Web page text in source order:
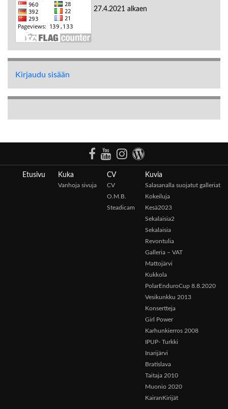
27.4.2021 alkaen
Kirjaudu sisään
Etusivu Kuka
Vanhoja sivuja
CV
CV
O.M.B.
Steadicam
Kuvia
Salasanalla suojatut galleriat
Kokeiluja
Kesä2023
Sekalaisia2
Sekalaisia
Revontulia
Galleria – VAT
Mattojärvi
Kukkola
PolarEnduroCup 8.8.2020
Vesikunkku 2013
Konsertteja
Girl Power
Karhunkierros 2008
IPUP- Turkki
Inarijärvi
Bratislava
Taitaja 2010
Muonio 2020
KairanKirijät